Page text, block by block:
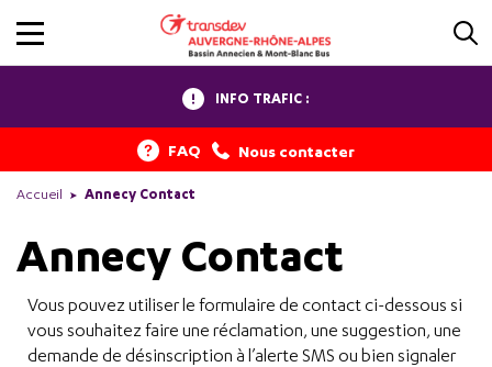
INFO TRAFIC :
FAQ Nous contacter
Accueil Annecy Contact
Annecy Contact
Vous pouvez utiliser le formulaire de contact ci-dessous si
vous souhaitez faire une réclamation, une suggestion, une
demande de désinscription à l’alerte SMS ou bien signaler